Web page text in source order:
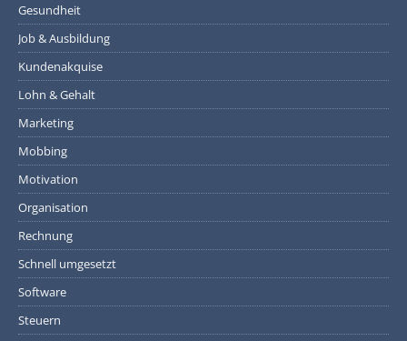
Gesundheit
Job & Ausbildung
Kundenakquise
Lohn & Gehalt
Marketing
Mobbing
Motivation
Organisation
Rechnung
Schnell umgesetzt
Software
Steuern